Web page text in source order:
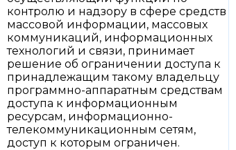
контролю и надзору в сфере средств
массовой информации, массовых
коммуникаций, информационных
технологий и связи, принимает
решение об ограничении доступа к
принадлежащим такому владельцу
программно-аппаратным средствам
доступа к информационным
ресурсам, информационно-
телекоммуникационным сетям,
доступ к которым ограничен.